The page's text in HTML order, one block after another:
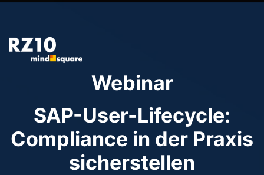
Webinar
SAP-User-Lifecycle:
Compliance in der Praxis
sicherstellen